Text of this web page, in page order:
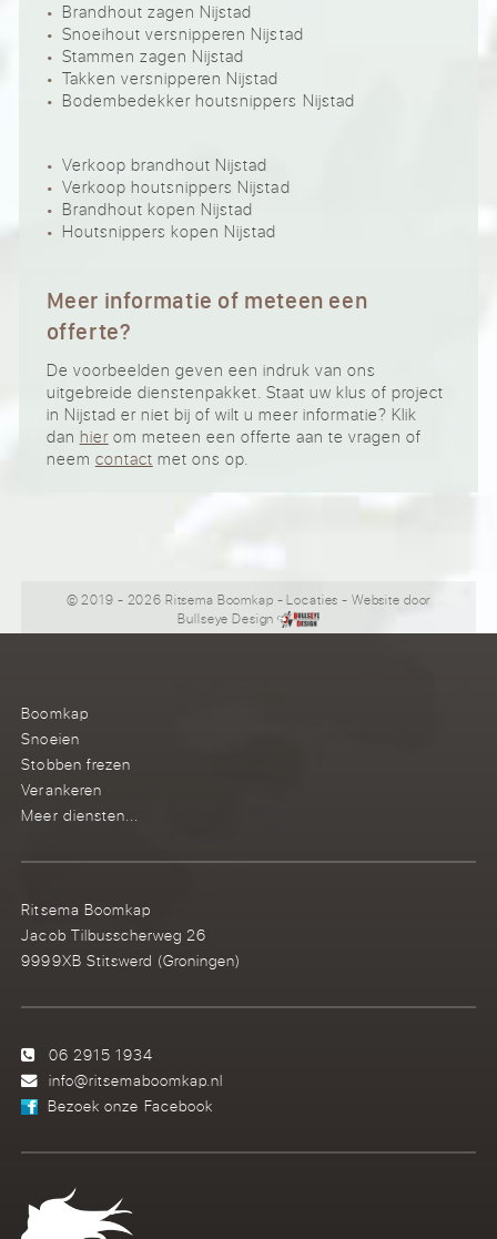
Brandhout zagen Nijstad
Snoeihout versnipperen Nijstad
Stammen zagen Nijstad
Takken versnipperen Nijstad
Bodembedekker houtsnippers Nijstad
Verkoop brandhout Nijstad
Verkoop houtsnippers Nijstad
Brandhout kopen Nijstad
Houtsnippers kopen Nijstad
Meer informatie of meteen een
offerte?
De voorbeelden geven een indruk van ons
uitgebreide dienstenpakket. Staat uw klus of project
in Nijstad er niet bij of wilt u meer informatie? Klik
dan hierom meteen een offerte aan te vragen of
neem contact met ons op.
© 2019 - 2026 Ritsema Boomkap -Locaties - Website door
Bullseye Design
Boomkap
Snoeien
Stobben frezen
Verankeren
Meer diensten...
Ritsema Boomkap
Jacob Tilbusscherweg 26
9999XB Stitswerd (Groningen)
06 2915 1934
info@ritsemaboomkap.nl
Bezoek onze Facebook